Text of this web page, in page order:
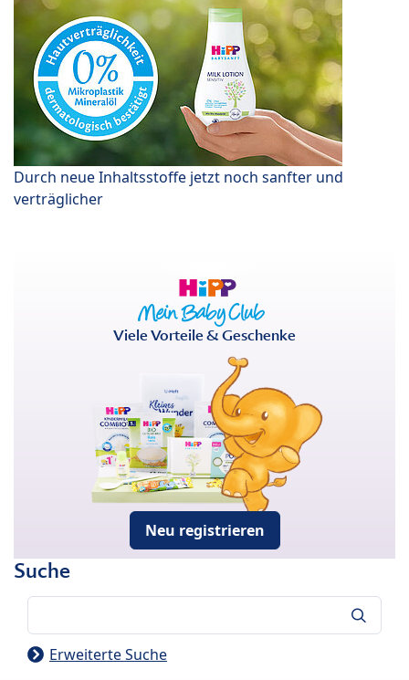
Durch neue Inhaltsstoffe jetzt noch sanfter und
verträglicher
Viele Vorteile & Geschenke
Neu registrieren
Suche
Erweiterte Suche